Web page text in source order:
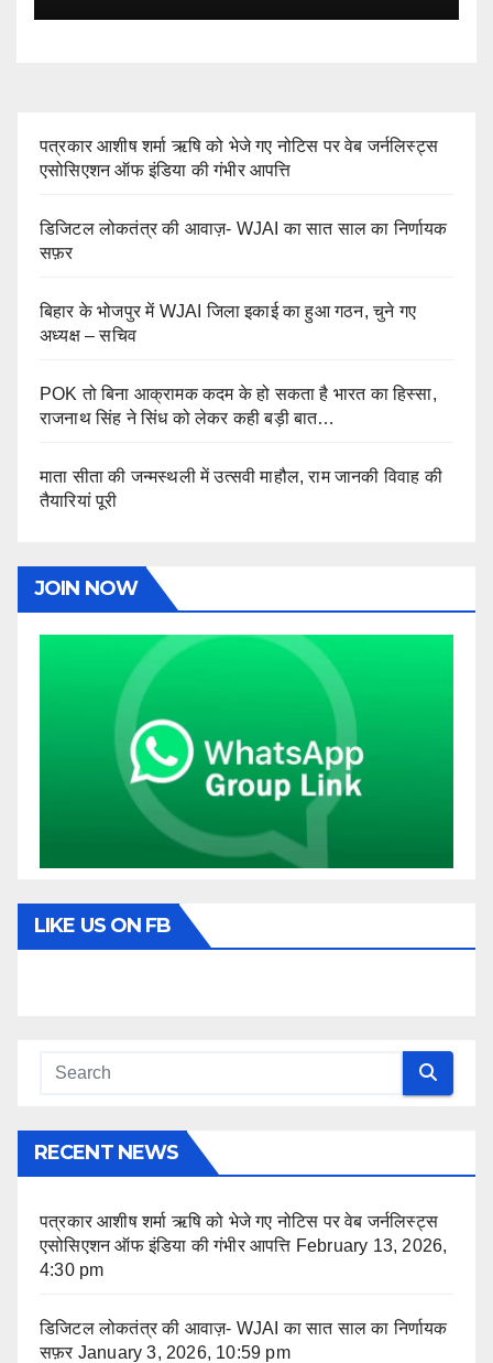
पत्रकार आशीष शर्मा ऋषि को भेजे गए नोटिस पर वेब जर्नलिस्ट्स
एसोसिएशन ऑफ इंडिया की गंभीर आपत्ति
डिजिटल लोकतंत्र की आवाज़- WJAI का सात साल का निर्णायक
सफ़र
बिहार के भोजपुर में WJAI जिला इकाई का हुआ गठन, चुने गए
अध्यक्ष – सचिव
POK तो बिना आक्रामक कदम के हो सकता है भारत का हिस्सा,
राजनाथ सिंह ने सिंध को लेकर कही बड़ी बात…
माता सीता की जन्मस्थली में उत्सवी माहौल, राम जानकी विवाह की
तैयारियां पूरी
JOIN NOW
LIKE US ON FB
RECENT NEWS
पत्रकार आशीष शर्मा ऋषि को भेजे गए नोटिस पर वेब जर्नलिस्ट्स
एसोसिएशन ऑफ इंडिया की गंभीर आपत्ति February 13, 2026,
4:30 pm
डिजिटल लोकतंत्र की आवाज़- WJAI का सात साल का निर्णायक
सफ़र January 3, 2026, 10:59 pm